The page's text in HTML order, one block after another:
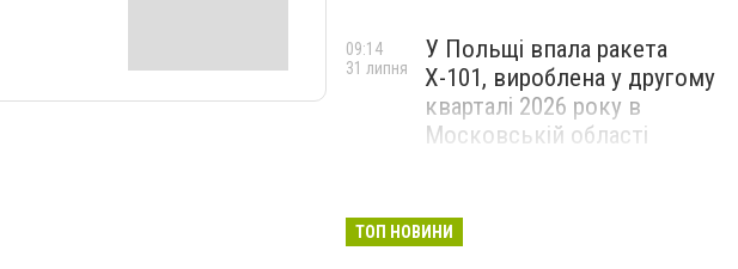
У Польщі впала ракета
Х-101, вироблена у другому
кварталі 2026 року в
Московській області
09:14
31 липня
ТОП НОВИНИ